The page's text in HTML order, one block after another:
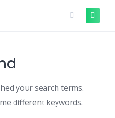
your search terms.
different keywords.